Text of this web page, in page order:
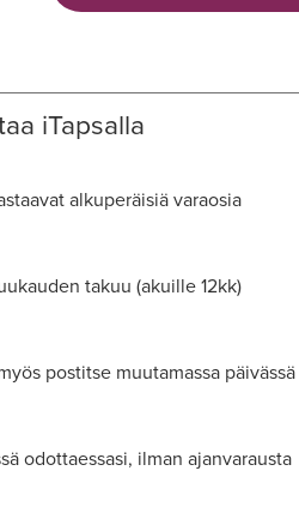
iTapsalla
alkuperäisiä varaosia
takuu (akuille 12kk)
postitse muutamassa päivässä
odottaessasi, ilman ajanvarausta